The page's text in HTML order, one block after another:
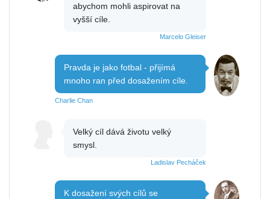
abychom mohli aspirovat na
vyšší cíle.
Marcelo Gleiser
Pravda je jako fotbal - přijímá
mnoho ran před dosažením cíle.
Charlie Chan
Velký cíl dává životu velký
smysl.
Ladislav Pecháček
K dosažení svých cílů se